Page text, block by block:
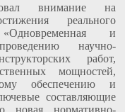
внимание на
реального
«Одновременная и
научно-
работ,
мощностей,
обеспечению и
составляющие
новая нормативно-